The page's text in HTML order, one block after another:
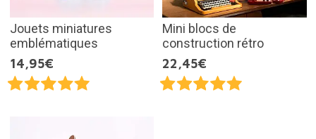
Jouets miniatures
emblématiques
14,95€
Mini blocs de
construction rétro
22,45€